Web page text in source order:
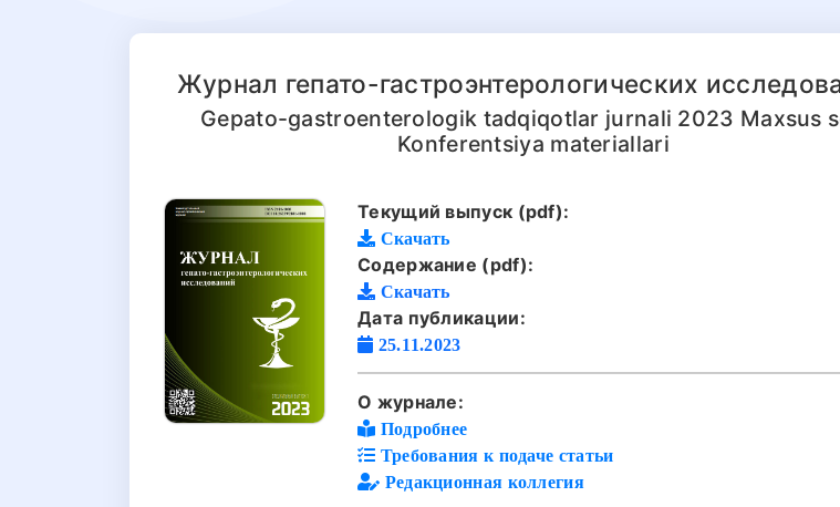
Журнал гепато-гастроэнтерологических
Gepato-gastroenterologik tadqiqotlar jurnali 2023 Мaxsus
Konferentsiya materiallari
Текущий выпуск (pdf):
Скачать
Содержание (pdf):
Скачать
Дата публикации:
25.11.2023
О журнале:
Подробнее
Требования к подаче статьи
Редакционная коллегия